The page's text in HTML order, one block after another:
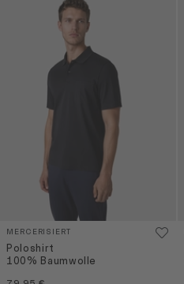
MERCERISIERT
Poloshirt
100% Baumwolle